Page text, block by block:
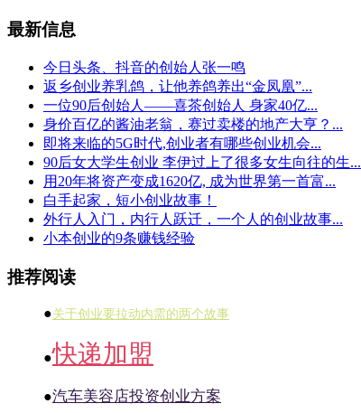
最新信息
今日头条、抖音的创始人张一鸣
返乡创业养乳鸽，让他养鸽养出“金凤凰”...
一位90后创始人——喜茶创始人 身家40亿...
身价百亿的酱油老翁，赛过卖楼的地产大亨？...
即将来临的5G时代,创业者有哪些创业机会...
90后女大学生创业 李伊过上了很多女生向往的生...
用20年将资产变成1620亿, 成为世界第一首富...
白手起家，短小创业故事！
外行人入门，内行人跃迁，一个人的创业故事...
小本创业的9条赚钱经验
推荐阅读
●关于创业要拉动内需的两个故事
●快递加盟
●汽车美容店投资创业方案